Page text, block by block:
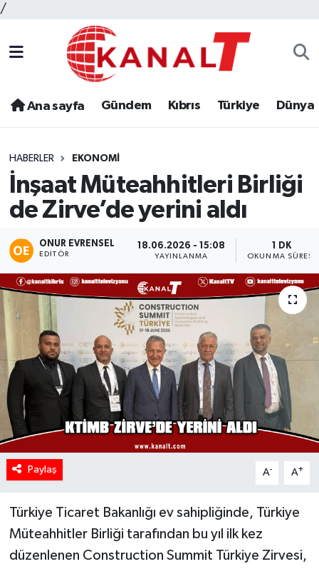
/
Ana sayfa Gündem Kıbrıs Türkiye Dünya
HABERLER EKONOMI
İnşaat Müteahhitleri Birliği
de Zirve’de yerini aldı
ONUR EVRENSEL
EDITÖR
18.06.2026 - 15:08
YAYINLANMA
1 DK
OKUNMA SÜRESI
Paylaş A- A+
Türkiye Ticaret Bakanlığı ev sahipliğinde, Türkiye
Müteahhitler Birliği tarafından bu yıl ilk kez
düzenlenen Construction Summit Türkiye Zirvesi,